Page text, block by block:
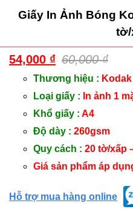
Giấy In Ảnh Bóng
tờ/
60,000₫
54,000 ₫
Thương hiệu :
Loại giấy : In ảnh 1
Khổ giấy : A4
Độ dày : 260gsm
Quy cách : 20 tờ/xấp
Giá sản phẩm áp
Hỗ trợ mua hàng online